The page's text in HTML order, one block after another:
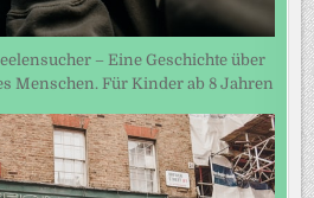
– Eine Geschichte über
Menschen. Für Kinder ab 8 Jahren